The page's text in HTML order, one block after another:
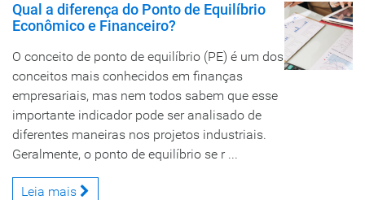
Qual a diferença do Ponto de Equilíbrio
Econômico e Financeiro?
O conceito de ponto de equilíbrio (PE) é um dos
conceitos mais conhecidos em finanças
empresariais, mas nem todos sabem que esse
importante indicador pode ser analisado de
diferentes maneiras nos projetos industriais.
Geralmente, o ponto de equilíbrio se r ...
Leia mais